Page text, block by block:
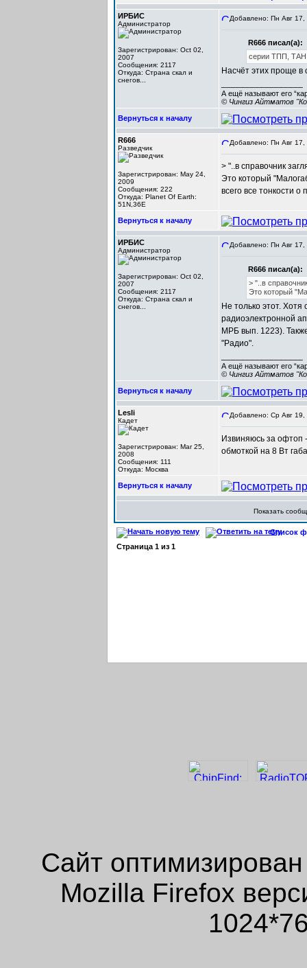
ИРБИС
Администратор
Зарегистрирован: Oct 02,
2007
Сообщения: 2117
Откуда: Cтрана скал и
снегов...
Добавлено: Пн Авг
R666 писал(а):
серии ТПП,
Насчёт этих проще в
А ещё называют его
© Чингиз Айтматов
Вернуться к началу
R666
Разведчик
Зарегистрирован: May 24,
2009
Сообщения: 222
Откуда: Planet Of Earth:
51N,36E
Добавлено: Пн Авг
> "..в справочник
Это который
всего все тонкости
Вернуться к началу
ИРБИС
Администратор
Зарегистрирован: Oct 02,
2007
Сообщения: 2117
Откуда: Cтрана скал и
снегов...
Добавлено: Пн Авг
R666 писал(а):
> "..в
Это который
Не только этот.
радиоэлектронной
МРБ вып. 1223).
"Радио".
А ещё называют его
© Чингиз Айтматов
Вернуться к началу
Lesli
Кадет
Зарегистрирован: Mar 25,
2008
Сообщения: 111
Откуда: Москва
Добавлено: Ср Авг
Извиняюсь за офтоп
обмоткой на 8 Вт
Вернуться к началу
Показать
Список
Страница 1 из 1
Сайт
Mozilla Firefox